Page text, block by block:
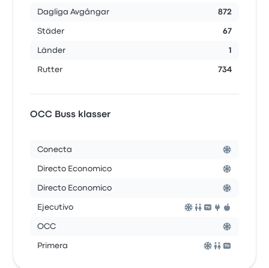
Dagliga Avgångar 872
Städer 67
Länder 1
Rutter 734
OCC Buss klasser
Conecta
Directo Economico
Directo Economico
Ejecutivo
OCC
Primera